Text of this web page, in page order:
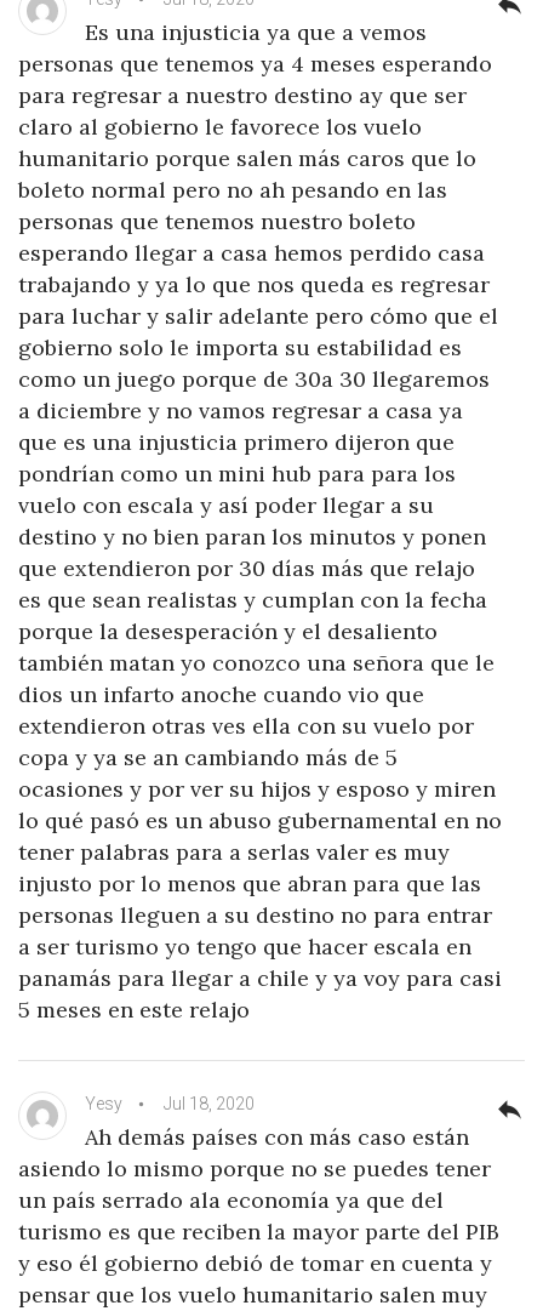
Es una injusticia ya que a vemos
personas que tenemos ya 4 meses esperando
para regresar a nuestro destino ay que ser
claro al gobierno le favorece los vuelo
humanitario porque salen más caros que lo
boleto normal pero no ah pesando en las
personas que tenemos nuestro boleto
esperando llegar a casa hemos perdido casa
trabajando y ya lo que nos queda es regresar
para luchar y salir adelante pero cómo que el
gobierno solo le importa su estabilidad es
como un juego porque de 30a 30 llegaremos
a diciembre y no vamos regresar a casa ya
que es una injusticia primero dijeron que
pondrían como un mini hub para para los
vuelo con escala y así poder llegar a su
destino y no bien paran los minutos y ponen
que extendieron por 30 días más que relajo
es que sean realistas y cumplan con la fecha
porque la desesperación y el desaliento
también matan yo conozco una señora que le
dios un infarto anoche cuando vio que
extendieron otras ves ella con su vuelo por
copa y ya se an cambiando más de 5
ocasiones y por ver su hijos y esposo y miren
lo qué pasó es un abuso gubernamental en no
tener palabras para a serlas valer es muy
injusto por lo menos que abran para que las
personas lleguen a su destino no para entrar
a ser turismo yo tengo que hacer escala en
panamás para llegar a chile y ya voy para casi
5 meses en este relajo
Yesy Jul 18, 2020
Ah demás países con más caso están
asiendo lo mismo porque no se puedes tener
un país serrado ala economía ya que del
turismo es que reciben la mayor parte del PIB
y eso él gobierno debió de tomar en cuenta y
pensar que los vuelo humanitario salen muy
reply